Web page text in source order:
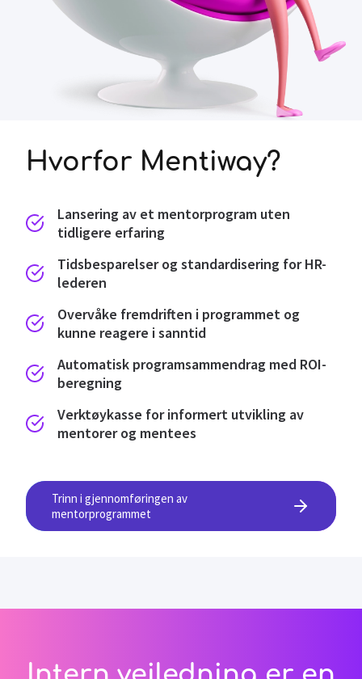
Hvorfor Mentiway?
Lansering av et mentorprogram uten
tidligere erfaring
Tidsbesparelser og standardisering for HR-
lederen
Overvåke fremdriften i programmet og
kunne reagere i sanntid
Automatisk programsammendrag med ROI-
beregning
Verktøykasse for informert utvikling av
mentorer og mentees
Trinn i gjennomføringen av
mentorprogrammet